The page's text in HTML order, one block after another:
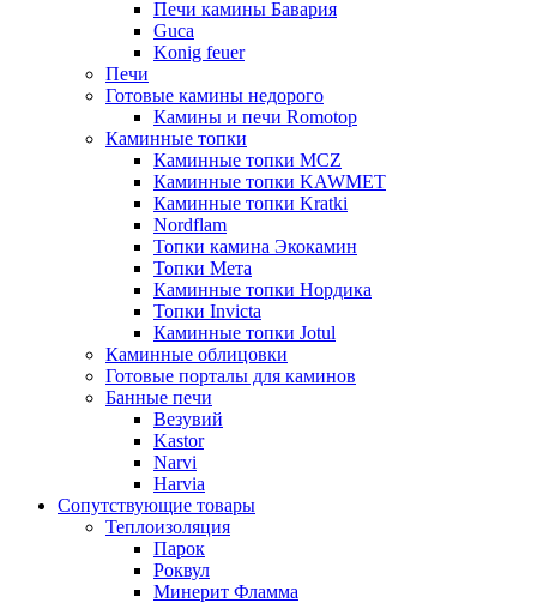
Печи камины Бавария
Guca
Konig feuer
Печи
Готовые камины недорого
Камины и печи Romotop
Каминные топки
Каминные топки MCZ
Каминные топки KAWMET
Каминные топки Kratki
Nordflam
Топки камина Экокамин
Топки Мета
Каминные топки Нордика
Топки Invicta
Каминные топки Jotul
Каминные облицовки
Готовые порталы для каминов
Банные печи
Везувий
Kastor
Narvi
Harvia
Сопутствующие товары
Теплоизоляция
Парок
Роквул
Минерит Фламма